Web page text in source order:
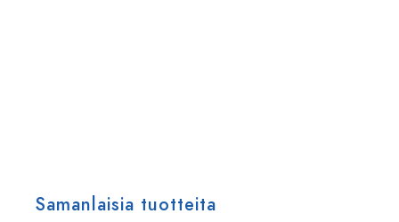
Samanlaisia tuotteita